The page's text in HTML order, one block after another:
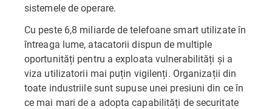
sistemele de operare.
Cu peste 6,8 miliarde de telefoane smart utilizate în
întreaga lume, atacatorii dispun de multiple
oportunități pentru a exploata vulnerabilități și a
viza utilizatorii mai puțin vigilenți. Organizații din
toate industriile sunt supuse unei presiuni din ce în
ce mai mari de a adopta capabilități de securitate